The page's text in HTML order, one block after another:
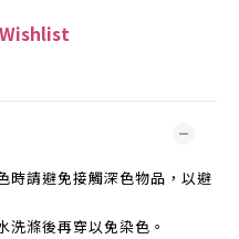
時請避免接觸深色物品，以避
洗滌後再穿以免染色。